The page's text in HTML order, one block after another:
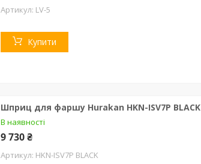
LV-5
Купити
Шприц для фаршу Hurakan HKN-ISV7P BLACK
В наявності
9 730 ₴
HKN-ISV7P BLACK